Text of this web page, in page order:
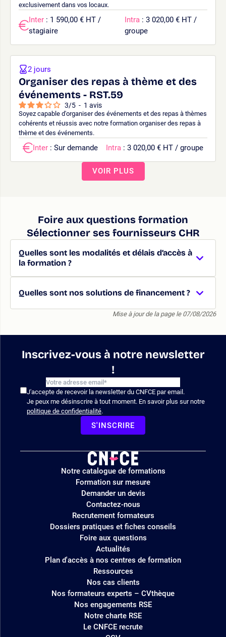
exclusivement dans vos locaux.
Inter : 1 590,00 € HT /
stagiaire
Intra : 3 020,00 € HT /
groupe
Organiser des repas à thème et des
événements - RST.59
3/5 - 1 avis
Soyez capable d'organiser des événements et des repas à thèmes
cohérents et réussis avec notre formation organiser des repas à
thème et des événements.
2 jours
Inter : Sur demande Intra : 3 020,00 € HT / groupe
VOIR PLUS
Foire aux questions formation
Sélectionner ses fournisseurs CHR
Quelles sont les modalités et délais d’accès à
la formation ?
Quelles sont nos solutions de financement ?
Mise à jour de la page le 07/08/2026
Inscrivez-vous à notre newsletter
!
J'accepte de recevoir la newsletter du CNFCE par email.
Je peux me désinscrire à tout moment. En savoir plus sur notre
politique de confidentialité.
S'INSCRIRE
Logo
site
Notre catalogue de formations
Formation sur mesure
Demander un devis
Contactez-nous
Recrutement formateurs
Dossiers pratiques et fiches conseils
Foire aux questions
Actualités
Plan d'accès à nos centres de formation
Ressources
Nos cas clients
Nos formateurs experts – CVthèque
Nos engagements RSE
Notre charte RSE
Le CNFCE recrute